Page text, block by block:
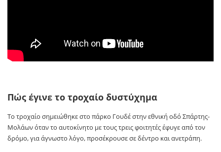
Πώς έγινε το τροχαίο δυστύχημα
Το τροχαίο σημειώθηκε στο πάρκο Γουδέ στην εθνική οδό Σπάρτης-
Μολάων όταν το αυτοκίνητο με τους τρεις φοιτητές έφυγε από τον
δρόμο, για άγνωστο λόγο, προσέκρουσε σε δέντρο και ανετράπη.